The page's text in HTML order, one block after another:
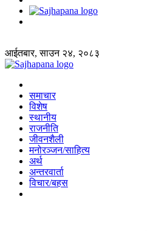
आईतबार, साउन २४, २०८३
समाचार
विशेष
स्थानीय
राजनीति
जीवनशैली
मनोरञ्जन/साहित्य
अर्थ
अन्तरवार्ता
विचार/बहस